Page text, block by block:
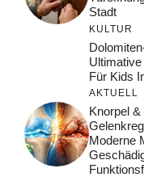
Stadt
KULTUR
Für Kids
AKTUELL
Knorpel &
Moderne